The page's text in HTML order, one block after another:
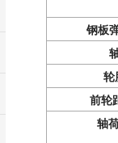
钢板
轮
前轮
轴